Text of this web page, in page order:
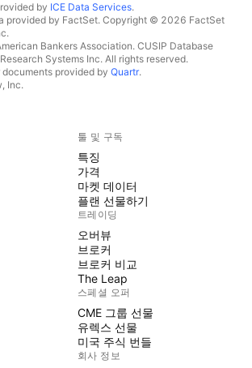
by ICE Data Services.
provided by FactSet. Copyright © 2026 FactSet
Bankers Association. CUSIP Database
Systems Inc. All rights reserved.
provided by Quartr.
Inc.
툴 및 구독
특징
가격
마켓 데이터
플랜 선물하기
트레이딩
오버뷰
브로커
브로커 비교
The Leap
스페셜 오퍼
CME 그룹 선물
유렉스 선물
미국 주식 번들
회사 정보